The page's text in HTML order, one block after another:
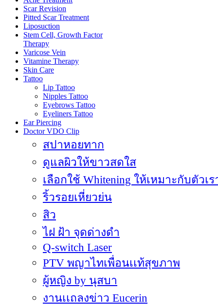
Scar Revision
Pitted Scar Treatment
Liposuction
Stem Cell, Growth Factor
Therapy
Varicose Vein
Vitamine Therapy
Skin Care
Tattoo
Lip Tattoo
Nipples Tattoo
Eyebrows Tattoo
Eyeliners Tattoo
Ear Piercing
Doctor VDO Clip
สปาหอยทาก
ดูแลผิวให้ขาวสดใส
เลือกใช้ Whitening ให้เหมาะกับตัวเร
ริ้วรอยเหี่ยวย่น
สิว
ไฝ ฝ้า จุดด่างดำ
Q-switch Laser
PTV พญาไทเพื่อนเเท้สุขภาพ
ผู้หญิง by นุสบา
งานเเถลงข่าว Eucerin